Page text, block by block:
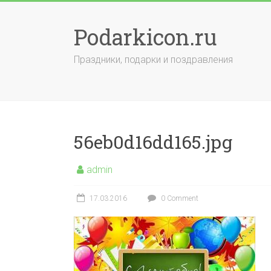
Podarkicon.ru
Праздники, подарки и поздравления
56eb0d16dd165.jpg
admin
17.03.2016 0 Comment